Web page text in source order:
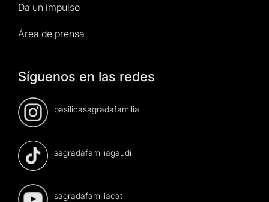
Da un impulso
Área de prensa
Síguenos en las redes
basilicasagradafamilia
sagradafamiliagaudi
sagradafamiliacat